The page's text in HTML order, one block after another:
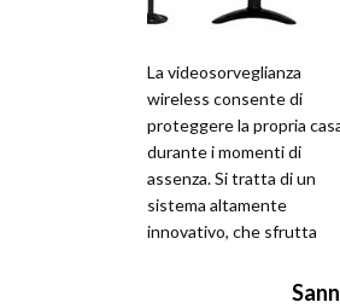
La videosorveglianza
wireless consente di
proteggere la propria
durante i momenti di
assenza. Si tratta di un
sistema altamente
innovativo, che sfrutta